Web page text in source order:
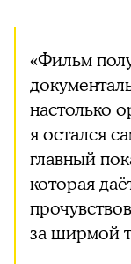
«Фильм
настолько
я остался
главный
которая
за ширмой